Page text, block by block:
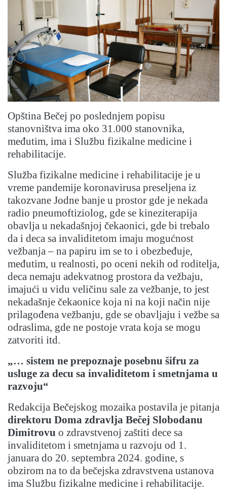
Opština Bečej po poslednjem popisu
stanovništva ima oko 31.000 stanovnika,
međutim, ima i Službu fizikalne medicine i
rehabilitacije.
Služba fizikalne medicine i rehabilitacije je u
vreme pandemije koronavirusa preseljena iz
takozvane Jodne banje u prostor gde je nekada
radio pneumoftiziolog, gde se kineziterapija
obavlja u nekadašnjoj čekaonici, gde bi trebalo
da i deca sa invaliditetom imaju mogućnost
vežbanja – na papiru im se to i obezbeđuje,
međutim, u realnosti, po oceni nekih od roditelja,
deca nemaju adekvatnog prostora da vežbaju,
imajući u vidu veličinu sale za vežbanje, to jest
nekadašnje čekaonice koja ni na koji način nije
prilagođena vežbanju, gde se obavljaju i vežbe sa
odraslima, gde ne postoje vrata koja se mogu
zatvoriti itd.
„… sistem ne prepoznaje posebnu šifru za
usluge za decu sa invaliditetom i smetnjama u
razvoju“
Redakcija Bečejskog mozaika postavila je pitanja
direktoru Doma zdravlja Bečej Slobodanu
Dimitrovu o zdravstvenoj zaštiti dece sa
invaliditetom i smetnjama u razvoju od 1.
januara do 20. septembra 2024. godine, s
obzirom na to da bečejska zdravstvena ustanova
ima Službu fizikalne medicine i rehabilitacije.